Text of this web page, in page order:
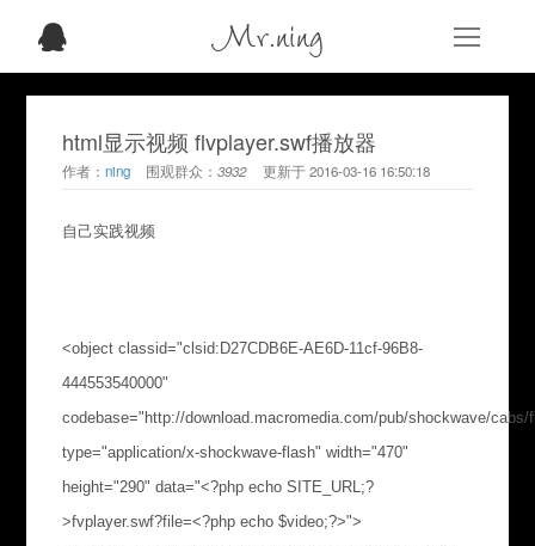
Mr.ning
html显示视频 flvplayer.swf播放器
作者：ning 围观群众：3932 更新于2016-03-16 16:50:18
自己实践视频
<object classid="clsid:D27CDB6E-AE6D-11cf-96B8-
444553540000"
codebase="http://download.macromedia.com/pub/shockwave/
type="application/x-shockwave-flash" width="470"
height="290" data="<?php echo SITE_URL;?
>fvplayer.swf?file=<?php echo $video;?>">